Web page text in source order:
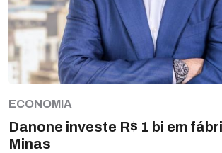
ECONOMIA
Danone investe R$ 1 bi em
Minas